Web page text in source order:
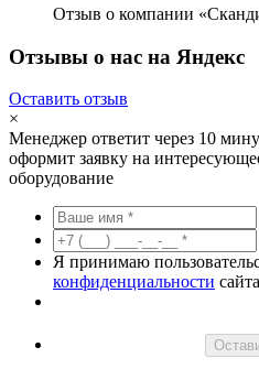
Отзыв о компании
Отзывы о нас на Яндекс
Оставить отзыв
×
Менеджер ответит через 10
оформит заявку на
оборудование
Я принимаю
конфиденциальности сайта